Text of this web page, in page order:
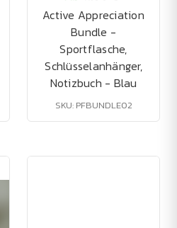
Active Appreciation
Bundle -
Sportflasche,
Schlüsselanhänger,
Notizbuch - Blau
SKU: PFBUNDLE02